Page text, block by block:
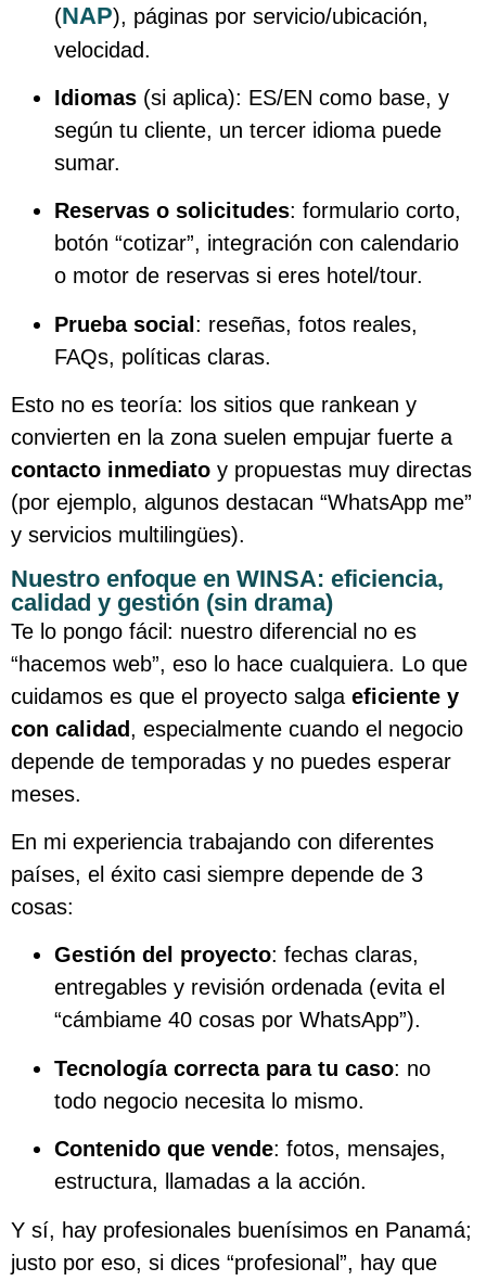
(NAP), páginas por servicio/ubicación,
velocidad.
Idiomas (si aplica): ES/EN como base, y
según tu cliente, un tercer idioma puede
sumar.
Reservas o solicitudes: formulario corto,
botón “cotizar”, integración con calendario
o motor de reservas si eres hotel/tour.
Prueba social : reseñas, fotos reales,
FAQs, políticas claras.
Esto no es teoría: los sitios que rankean y
convierten en la zona suelen empujar fuerte a
contacto inmediato y propuestas muy directas
(por ejemplo, algunos destacan “WhatsApp me”
y servicios multilingües).
Nuestro enfoque en WINSA: eficiencia,
calidad y gestión (sin drama)
Te lo pongo fácil: nuestro diferencial no es
“hacemos web”, eso lo hace cualquiera. Lo que
cuidamos es que el proyecto salga eficiente y
con calidad, especialmente cuando el negocio
depende de temporadas y no puedes esperar
meses.
En mi experiencia trabajando con diferentes
países, el éxito casi siempre depende de 3
cosas:
Gestión del proyecto: fechas claras,
entregables y revisión ordenada (evita el
“cámbiame 40 cosas por WhatsApp”).
Tecnología correcta para tu caso: no
todo negocio necesita lo mismo.
Contenido que vende: fotos, mensajes,
estructura, llamadas a la acción.
Y sí, hay profesionales buenísimos en Panamá;
justo por eso, si dices “profesional”, hay que